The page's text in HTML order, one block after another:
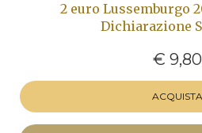
2 euro Lussemburgo
Dichiarazione
€ 9,80
ACQUISTA